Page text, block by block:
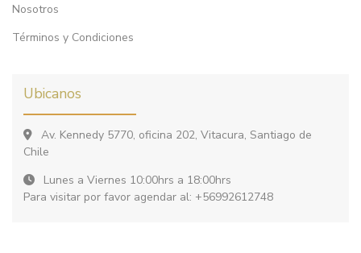
Nosotros
Términos y Condiciones
Ubicanos
Av. Kennedy 5770, oficina 202, Vitacura, Santiago de
Chile
Lunes a Viernes 10:00hrs a 18:00hrs
Para visitar por favor agendar al: +56992612748